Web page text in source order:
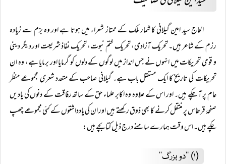
الحاج سید امین گیلانی کا شمار ملک کے ممتاز شعراء میں ہوتا ہے اور وہ بزم سے زیادہ
رزم کے شاعر ہیں۔ تحریک آزادی، تحریک ختم نبوت، تحریک نفاذ شریعت اور دیگر دینی
و قومی تحریکات میں انہوں نے جس انداز میں لوگوں کے دلوں کو گرمایا اور برمایا ہے، وہ ان
تحریکات کی تاریخ کا ایک مستقل باب ہے۔ گیلانی صاحب کے متعدد شعری مجموعے منظر
عام پر آ چکے ہیں۔ اور اس کے علاوہ وہ اکابر علماء حق کے ساتھ رفاقت کے دنوں کی یادیں
صفحۂ قرطاس پر منتقل کرنے کا بھی ذوق رکھتے ہیں اور ان کی یادداشتوں کے کئی مجموعے چھپ
چکے ہیں۔ اس وقت ہمارے سامنے درج ذیل کتابچے ہیں:
(۱) ’’دو بزرگ‘‘